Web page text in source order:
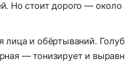
Но стоит дорого — около
лица и обёртываний.
— тонизирует и